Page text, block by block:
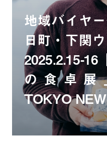
地域バイヤ
日町・下関
2025.2.15-16
の食卓展
TOKYO